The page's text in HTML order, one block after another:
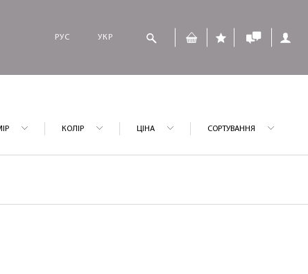
РУС УКР
КОЛІР ЦІНА СОРТУВАННЯ